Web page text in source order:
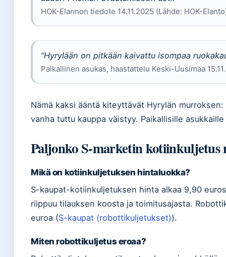
HOK-Elannon tiedote 14.11.2025 (Lähde: HOK-
“Hyrylään on pitkään kaivattu isompaa
Paikallinen asukas, haastattelu Keski-Uusimaa
Nämä kaksi ääntä kiteyttävät Hyrylän
vanha tuttu kauppa väistyy. Paikallisille
Paljonko S-marketin kotiinkuljetus
Mikä on kotiinkuljetuksen hintaluokka?
S-kaupat-kotiinkuljetuksen hinta alkaa 9,90
riippuu tilauksen koosta ja toimitusajasta.
euroa (S-kaupat (robottikuljetukset)).
Miten robottikuljetus eroaa?